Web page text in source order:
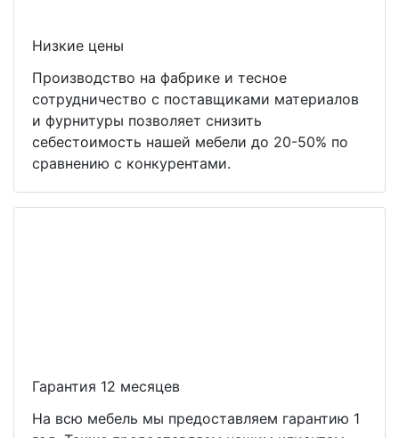
Низкие цены
Производство на фабрике и тесное
сотрудничество с поставщиками материалов
и фурнитуры позволяет снизить
себестоимость нашей мебели до 20-50% по
сравнению с конкурентами.
Гарантия 12 месяцев
На всю мебель мы предоставляем гарантию 1